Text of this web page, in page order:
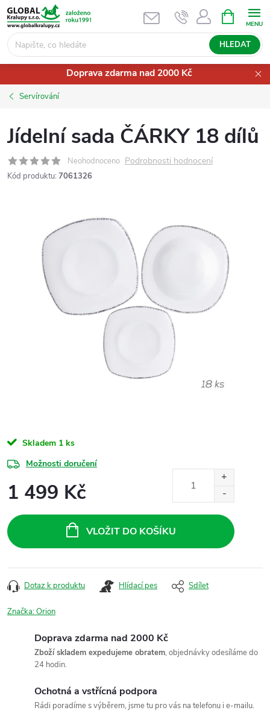
Přejít
na
obsah
HLEDAT
NÁKUPNÍ
KOŠÍK
Doprava zdarma nad 2000 Kč
Servírování
Jídelní sada ČÁRKY 18 dílů
Neohodnoceno Podrobnosti hodnocení
Kód produktu: 7061326
Skladem 1 ks
Možnosti doručení
1 499 Kč
cena:
VLOŽIT DO KOŠÍKU
Dotaz k produktu Hlídací pes Sdílet
Značka:Orion
Doprava zdarma nad 2000 Kč
Zboží skladem expedujeme obratem, objednávky odesíláme do
24 hodin.
Ochotná a vstřícná podpora
Rádi poradíme s výběrem, jsme tu pro vás na telefonu i e-mailu.